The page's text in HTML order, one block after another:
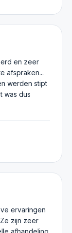
en zeer
afspraken...
werden stipt
was dus
ervaringen
zijn zeer
afhandeling